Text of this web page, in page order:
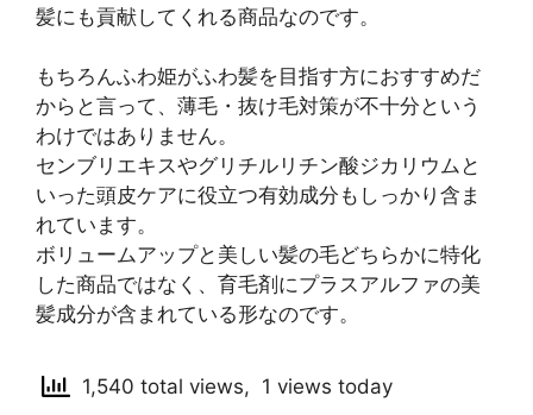
髪にも貢献してくれる商品なのです。
もちろんふわ姫がふわ髪を目指す方におすすめだ
からと言って、薄毛・抜け毛対策が不十分という
わけではありません。
センブリエキスやグリチルリチン酸ジカリウムと
いった頭皮ケアに役立つ有効成分もしっかり含ま
れています。
ボリュームアップと美しい髪の毛どちらかに特化
した商品ではなく、育毛剤にプラスアルファの美
髪成分が含まれている形なのです。
1,540 total views, 1 views today